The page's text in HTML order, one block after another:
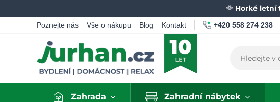
🌞 Horké letní
Poznejte nás Vše o nákupu Blog Kontakt +420 558 274 238
Zahrada Zahradní nábytek